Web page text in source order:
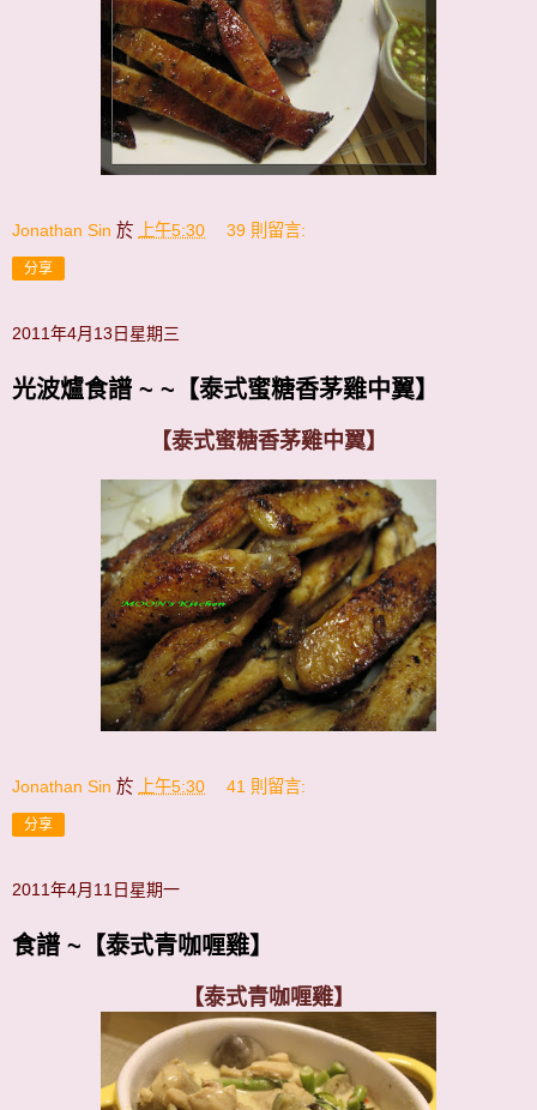
Jonathan Sin 於 上午5:30 39 則留言:
分享
2011年4月13日星期三
光波爐食譜 ~ ~【泰式蜜糖香茅雞中翼】
【泰式蜜糖香茅雞中翼】
Jonathan Sin 於 上午5:30 41 則留言:
分享
2011年4月11日星期一
食譜 ~【泰式青咖喱雞】
【泰式青咖喱雞】